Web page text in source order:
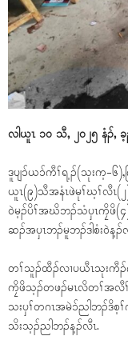
လါယူၤ ၁၀ သီ, ၂၀၂၅ နံၣ်,
ဒူပျၥ်ယၥ်ကီၢ်ရ့ၣ်(သုးက့-၆
ယူၤ(၉)သီအနံၤဖဲမုၢ်ဃ့ၢ်လီၤ(
ဝဲမ့ၣ်ပိၢ်အဃိဘၣ်သံပှၤကၠိဖိ(၄)
ဆၣ်အပှၤဘၣ်မူဘၣ်ဒါစံးဝဲန့ၣ်
တၢ်သူၣ်ထီၣ်လၢပယီၤသုးကီ
ကၠိဖိသ့ၣ်တဖၣ်မၤလိတၢ်အလီၢ်
သးပှၢ်တဂၤအမဲၥ်ညါဘၣ်ဒိစ့
သိးသ့ၣ်ညါဘၣ်န့ၣ်လီၤ.